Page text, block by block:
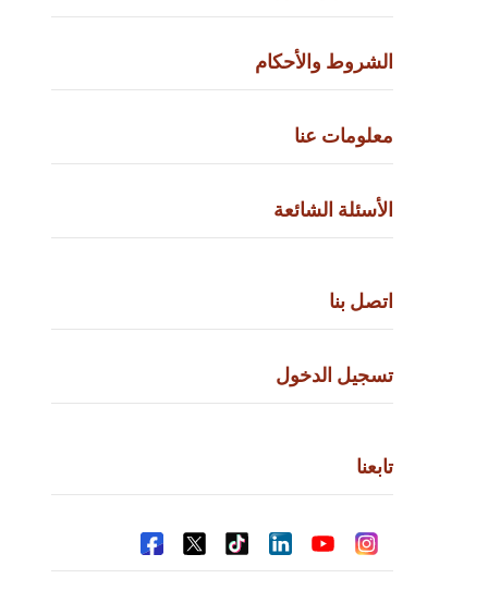
الشروط والأحكام
معلومات عنا
الأسئلة الشائعة
اتصل بنا
تسجيل الدخول
تابعنا